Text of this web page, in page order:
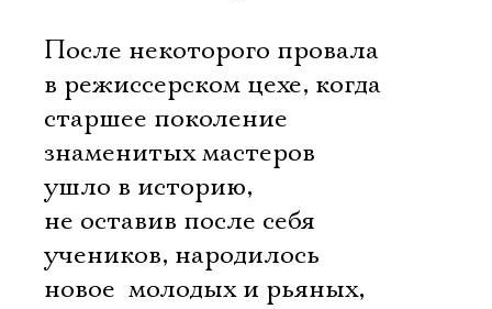
После некоторого провала
в режиссерском цехе, когда
старшее поколение
знаменитых мастеров
ушло в историю,
не оставив после себя
учеников, народилось
новое  молодых и рьяных,